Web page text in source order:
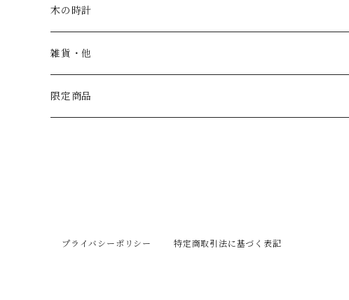
お皿・鉢
カップ
トレー
木の時計
一枚板時計
振り子時計
雑貨・他
こども家具
限定商品
プライバシーポリシー 特定商取引法に基づく表記